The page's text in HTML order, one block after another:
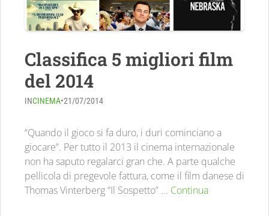
Classifica 5 migliori film
del 2014
INCINEMA•21/07/2014
“Quando il gioco si fa duro, i duri cominciano a
giocare”. Per tutto il 2013 il cinema internazionale
non ha saputo regalarci gran che. A parte qualche
pellicola di pregevole fattura, come il film danese di
Thomas Vinterberg “Il Sospetto” ... Continua